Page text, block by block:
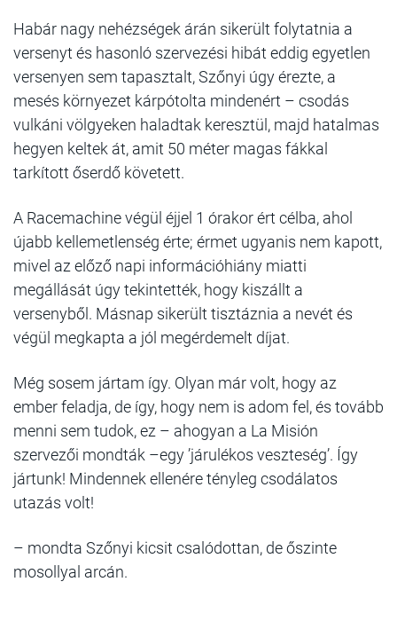
Habár nagy nehézségek árán sikerült folytatnia a
versenyt és hasonló szervezési hibát eddig egyetlen
versenyen sem tapasztalt, Szőnyi úgy érezte, a
mesés környezet kárpótolta mindenért – csodás
vulkáni völgyeken haladtak keresztül, majd hatalmas
hegyen keltek át, amit 50 méter magas fákkal
tarkított őserdő követett.
A Racemachine végül éjjel 1 órakor ért célba, ahol
újabb kellemetlenség érte; érmet ugyanis nem kapott,
mivel az előző napi információhiány miatti
megállását úgy tekintették, hogy kiszállt a
versenyből. Másnap sikerült tisztáznia a nevét és
végül megkapta a jól megérdemelt díjat.
Még sosem jártam így. Olyan már volt, hogy az
ember feladja, de így, hogy nem is adom fel, és tovább
menni sem tudok, ez – ahogyan a La Misión
szervezői mondták –egy ’járulékos veszteség’. Így
jártunk! Mindennek ellenére tényleg csodálatos
utazás volt!
– mondta Szőnyi kicsit csalódottan, de őszinte
mosollyal arcán.